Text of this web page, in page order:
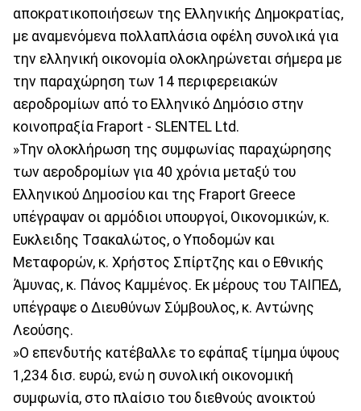
αποκρατικοποιήσεων της Ελληνικής Δημοκρατίας,
με αναμενόμενα πολλαπλάσια οφέλη συνολικά για
την ελληνική οικονομία ολοκληρώνεται σήμερα με
την παραχώρηση των 14 περιφερειακών
αεροδρομίων από το Ελληνικό Δημόσιο στην
κοινοπραξία Fraport - SLENTEL Ltd.
»Την ολοκλήρωση της συμφωνίας παραχώρησης
των αεροδρομίων για 40 χρόνια μεταξύ του
Ελληνικού Δημοσίου και της Fraport Greece
υπέγραψαν οι αρμόδιοι υπουργοί, Οικονομικών, κ.
Ευκλειδης Τσακαλώτος, ο Υποδομών και
Μεταφορών, κ. Χρήστος Σπίρτζης και ο Εθνικής
Άμυνας, κ. Πάνος Καμμένος. Εκ μέρους του ΤΑΙΠΕΔ,
υπέγραψε ο Διευθύνων Σύμβουλος, κ. Αντώνης
Λεούσης.
»Ο επενδυτής κατέβαλλε το εφάπαξ τίμημα ύψους
1,234 δισ. ευρώ, ενώ η συνολική οικονομική
συμφωνία, στο πλαίσιο του διεθνούς ανοικτού